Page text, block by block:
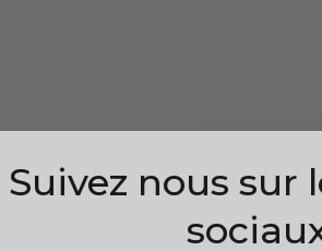
Suivez nous sur